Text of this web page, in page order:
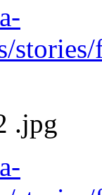
.jpg